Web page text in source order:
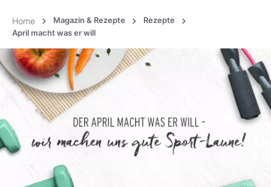
Home Magazin & Rezepte
Rezepte
April macht was er will